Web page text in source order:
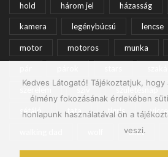
Kedves Látogató! Tájékoztatjuk,
élmény fokozásának érdekében
honlapunk használatával ön a
veszi.
hold három jel házasság
kamera legénybúcsú lencse
motor motoros munka
születésnap
sétáló tigris
állat